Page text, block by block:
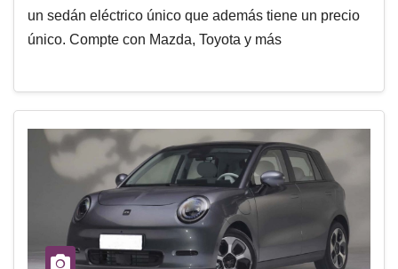
un sedán eléctrico único que además tiene un precio
único. Compte con Mazda, Toyota y más